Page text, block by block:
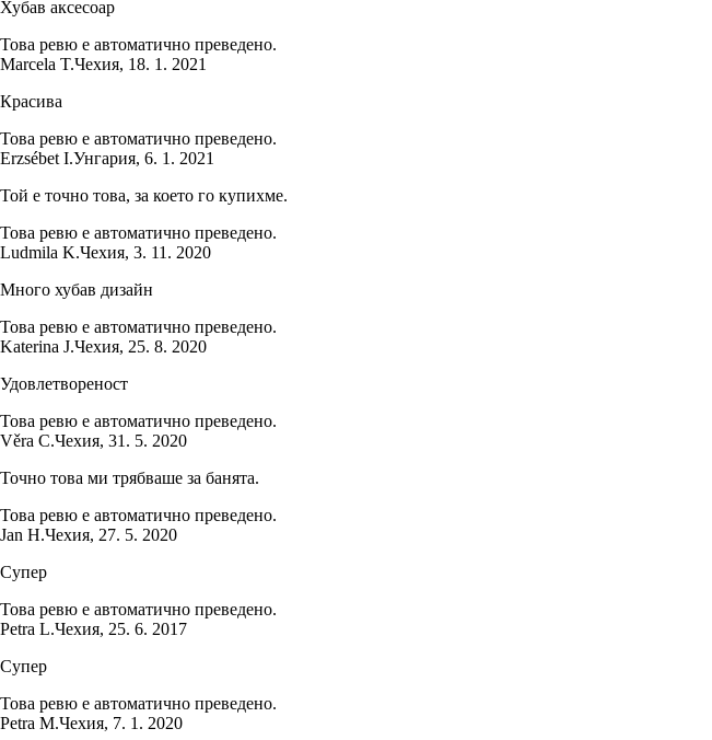
Хубав аксесоар
Това ревю е автоматично преведено.
Marcela T.Чехия, 18. 1. 2021
Красива
Това ревю е автоматично преведено.
Erzsébet I.Унгария, 6. 1. 2021
Той е точно това, за което го купихме.
Това ревю е автоматично преведено.
Ludmila K.Чехия, 3. 11. 2020
Много хубав дизайн
Това ревю е автоматично преведено.
Katerina J.Чехия, 25. 8. 2020
Удовлетвореност
Това ревю е автоматично преведено.
Věra C.Чехия, 31. 5. 2020
Точно това ми трябваше за банята.
Това ревю е автоматично преведено.
Jan H.Чехия, 27. 5. 2020
Супер
Това ревю е автоматично преведено.
Petra L.Чехия, 25. 6. 2017
Супер
Това ревю е автоматично преведено.
Petra M.Чехия, 7. 1. 2020